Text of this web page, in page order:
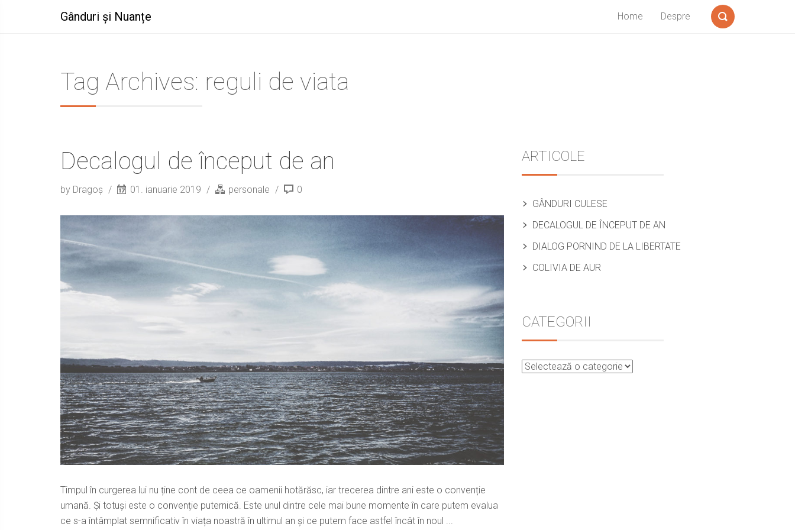
Gânduri și Nuanțe Home Despre
Tag Archives: reguli de viata
Decalogul de început de an
by Dragoș 01. ianuarie 2019 personale 0
Timpul în curgerea lui nu ține cont de ceea ce oamenii hotărăsc, iar trecerea dintre ani este o convenție
umană. Și totuși este o convenție puternică. Este unul dintre cele mai bune momente în care putem evalua
ce s-a întâmplat semnificativ în viața noastră în ultimul an și ce putem face astfel încât în noul ...
Sidebar
ARTICOLE
GÂNDURI CULESE
DECALOGUL DE ÎNCEPUT DE AN
DIALOG PORNIND DE LA LIBERTATE
COLIVIA DE AUR
CATEGORII